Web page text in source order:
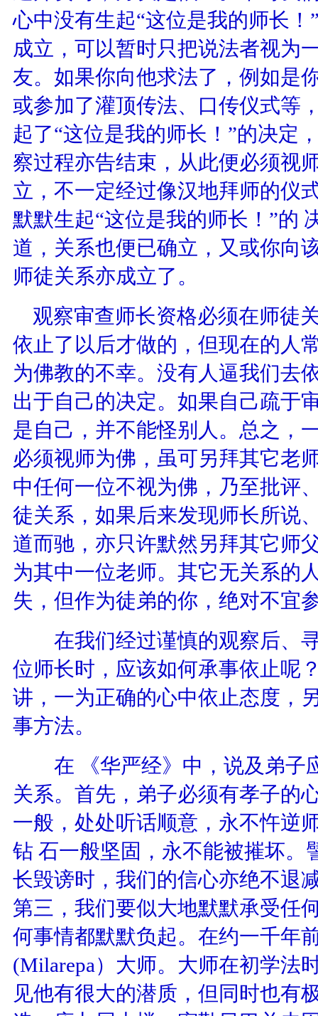
心中没有生起“这位是我的师长
成立，可以暂时只把说法者视为
友。如果你向他求法了，例如是
或参加了灌顶传法、口传仪式等
起了“这位是我的师长！”的决定
察过程亦告结束，从此便必须视
立，不一定经过像汉地拜师的仪
默默生起“这位是我的师长！”的
道，关系也便已确立，又或你向
师徒关系亦成立了。
观察审查师长资格必须在师徒
依止了以后才做的，但现在的人
为佛教的不幸。没有人逼我们去
出于自己的决定。如果自己疏于
是自己，并不能怪别人。总之，
必须视师为佛，虽可另拜其它老
中任何一位不视为佛，乃至批评
徒关系，如果后来发现师长所说
道而驰，亦只许默然另拜其它师
为其中一位老师。其它无关系的
失，但作为徒弟的你，绝对不宜
在我们经过谨慎的观察后、寻
位师长时，应该如何承事依止呢
讲，一为正确的心中依止态度，
事方法。
在 《华严经》中，说及弟子
关系。首先，弟子必须有孝子的
一般，处处听话顺意，永不忤逆
钻 石一般坚固，永不能被摧坏。
长毁谤时，我们的信心亦绝不退
第三，我们要似大地默默承受任
何事情都默默负起。在约一千年
(Milarepa）大师。大师在初学法
见他有很大的潜质，但同时也有